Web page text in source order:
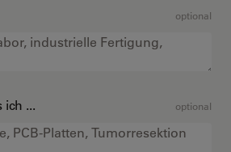
optional
... optional